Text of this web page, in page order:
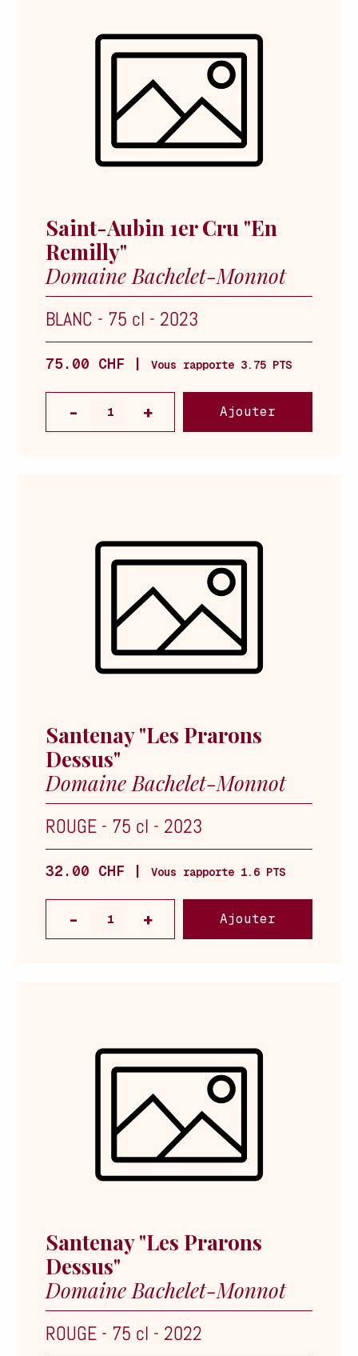
Saint-Aubin 1er Cru "En
Remilly"
Domaine Bachelet-Monnot
BLANC - 75 cl - 2023
75.00 CHF | Vous rapporte 3.75 PTS
Ajouter
Santenay "Les Prarons
Dessus"
Domaine Bachelet-Monnot
ROUGE - 75 cl - 2023
32.00 CHF | Vous rapporte 1.6 PTS
Ajouter
Santenay "Les Prarons
Dessus"
Domaine Bachelet-Monnot
ROUGE - 75 cl - 2022